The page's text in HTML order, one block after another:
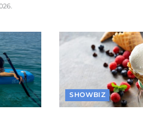
SHOWBIZ